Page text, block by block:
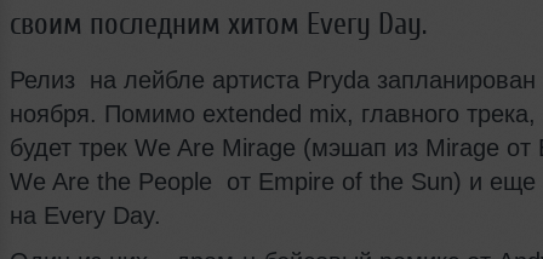
своим последним хитом Every Day.
Релиз на лейбле артиста Pryda
ноября. Помимо extended mix, главного
будет трек We Are Mirage (мэшап из Mirage от
We Are the People от Empire of the Sun) и еще
на Every Day.